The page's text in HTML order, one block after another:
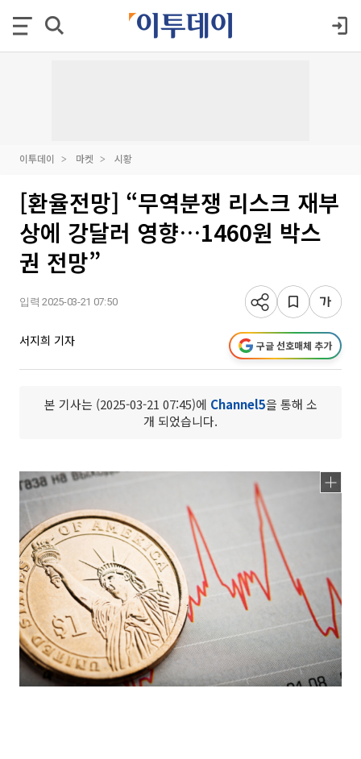
이투데이 마켓 시황
[환율전망] “무역분쟁 리스크 재부
상에 강달러 영향…1460원 박스
권 전망”
입력 2025-03-21 07:50
서지희 기자 구글 선호매체 추가
본 기사는 (2025-03-21 07:45)에 Channel5을 통해 소
개 되었습니다.